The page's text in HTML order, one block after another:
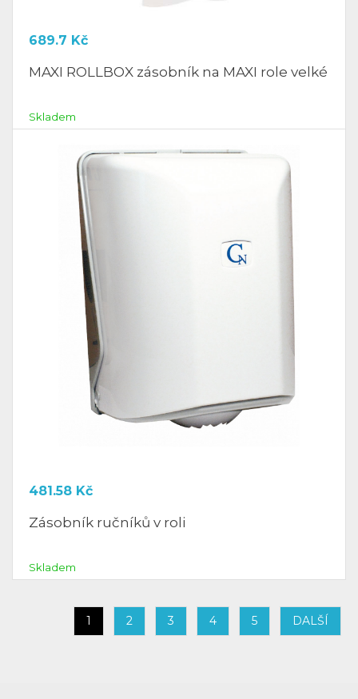
Skladem
689.7 Kč
MAXI ROLLBOX zásobník na MAXI role velké
Skladem
481.58 Kč
Zásobník ručníků v roli
1 2 3 4 5 DALŠÍ